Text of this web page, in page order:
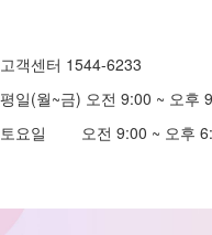
고객센터 1544-6233
평일(월~금) 오전 9:00 ~ 오후
토요일 오전 9:00 ~ 오후